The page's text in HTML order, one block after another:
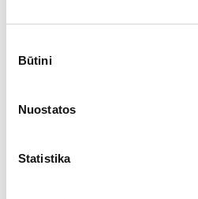
pasirinkimas
Būtini
Nuostatos
Statistika